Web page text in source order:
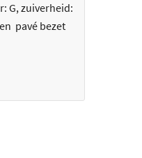
G, zuiverheid:
pavé bezet